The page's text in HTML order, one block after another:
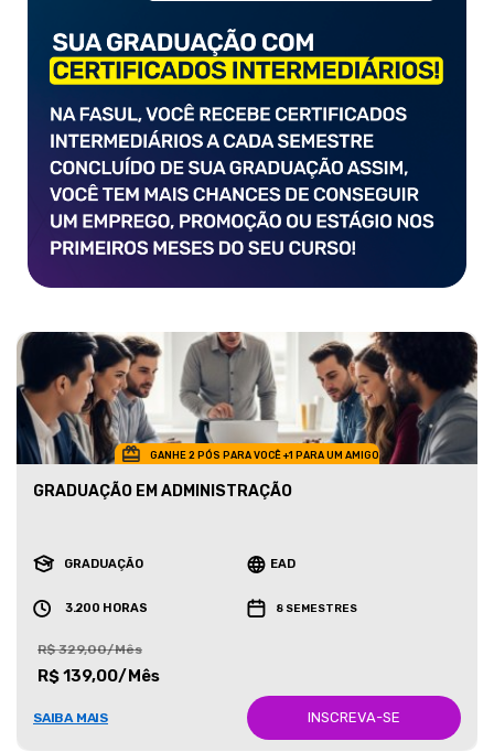
GANHE 2 PÓS PARA VOCÊ +1 PARA UM AMIGO
GRADUAÇÃO EM ADMINISTRAÇÃO
GRADUAÇÃO EAD
3.200 HORAS 8 SEMESTRES
R$ 329,00/Mês
R$ 139,00/Mês
SAIBA MAIS INSCREVA-SE